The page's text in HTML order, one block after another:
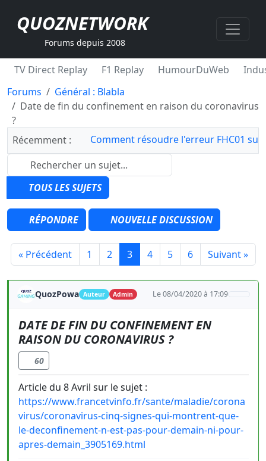
QUOZNETWORK
Forums depuis 2008
TV Direct Replay F1 Replay HumourDuWeb
Forums
Général : Blabla
Date de fin du confinement en raison du coronavirus
?
Récemment :
Comment résoudre l'erreur FHC01 sur
TOUS LES SUJETS
RÉPONDRE NOUVELLE DISCUSSION
« Précédent 1 2 3 4 5 6 Suivant »
QuozPowa Auteur Admin Le 08/04/2020 à 17:09
DATE DE FIN DU CONFINEMENT EN
RAISON DU CORONAVIRUS ?
60
Article du 8 Avril sur le sujet :
https://www.francetvinfo.fr/sante/maladie/corona
virus/coronavirus-cinq-signes-qui-montrent-que-
le-deconfinement-n-est-pas-pour-demain-ni-pour-
apres-demain_3905169.html